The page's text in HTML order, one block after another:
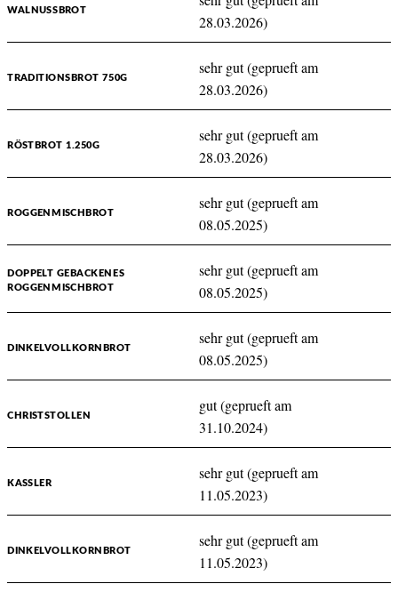
WALNUSSBROT
28.03.2026)
TRADITIONSBROT 750G
sehr gut (geprueft am
28.03.2026)
RÖSTBROT 1.250G
sehr gut (geprueft am
28.03.2026)
ROGGENMISCHBROT
sehr gut (geprueft am
08.05.2025)
DOPPELT GEBACKENES
ROGGENMISCHBROT
sehr gut (geprueft am
08.05.2025)
DINKELVOLLKORNBROT
sehr gut (geprueft am
08.05.2025)
CHRISTSTOLLEN
gut (geprueft am
31.10.2024)
KASSLER
sehr gut (geprueft am
11.05.2023)
DINKELVOLLKORNBROT
sehr gut (geprueft am
11.05.2023)